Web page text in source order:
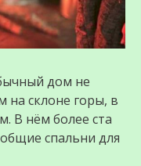
дом не
на склоне горы, в
В нём более ста
спальни для